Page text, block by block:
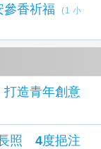
香祈福
(1 小
造青年創意
照 4度挹注